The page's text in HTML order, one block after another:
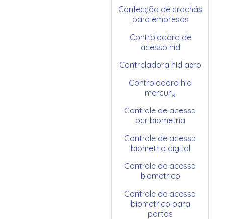
Confecção de crachás
para empresas
Controladora de
acesso hid
Controladora hid aero
Controladora hid
mercury
Controle de acesso
por biometria
Controle de acesso
biometria digital
Controle de acesso
biometrico
Controle de acesso
biometrico para
portas